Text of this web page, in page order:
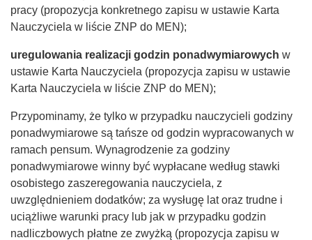
pracy (propozycja konkretnego zapisu w ustawie Karta
Nauczyciela w liście ZNP do MEN);
uregulowania realizacji godzin ponadwymiarowych w
ustawie Karta Nauczyciela (propozycja zapisu w ustawie
Karta Nauczyciela w liście ZNP do MEN);
Przypominamy, że tylko w przypadku nauczycieli godziny
ponadwymiarowe są tańsze od godzin wypracowanych w
ramach pensum. Wynagrodzenie za godziny
ponadwymiarowe winny być wypłacane według stawki
osobistego zaszeregowania nauczyciela, z
uwzględnieniem dodatków; za wysługę lat oraz trudne i
uciążliwe warunki pracy lub jak w przypadku godzin
nadliczbowych płatne ze zwyżką (propozycja zapisu w